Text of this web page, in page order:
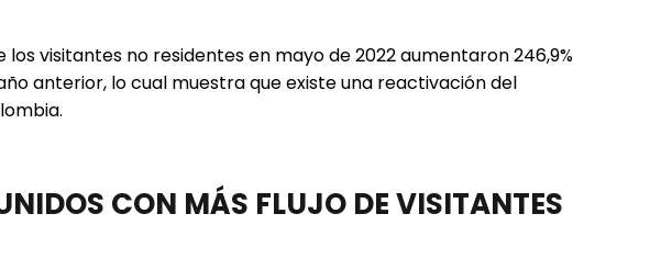
los visitantes no residentes en mayo de 2022 aumentaron 246,9%
anterior, lo cual muestra que existe una reactivación del
CON MÁS FLUJO DE VISITANTES